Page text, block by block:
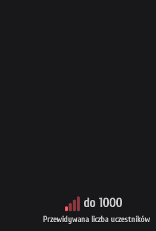
Przewidywana liczba uczestników
do 1000